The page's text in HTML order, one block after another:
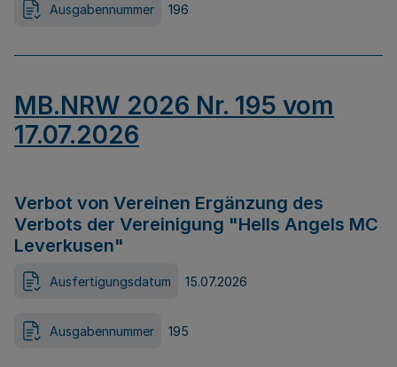
Ausgabennummer 196
MB.NRW 2026 Nr. 195 vom
17.07.2026
Verbot von Vereinen Ergänzung des
Verbots der Vereinigung "Hells Angels MC
Leverkusen"
Ausfertigungsdatum 15.07.2026
Ausgabennummer 195